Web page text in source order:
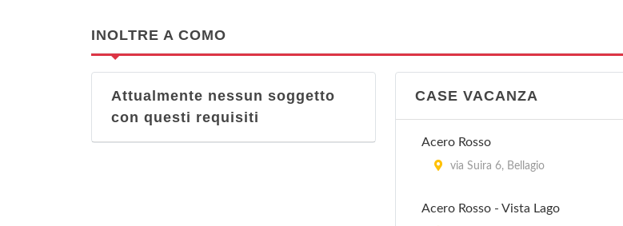
INOLTRE A COMO
Attualmente nessun soggetto
con questi requisiti
CASE VACANZA
Acero Rosso
via Suira 6, Bellagio
Acero Rosso - Vista Lago